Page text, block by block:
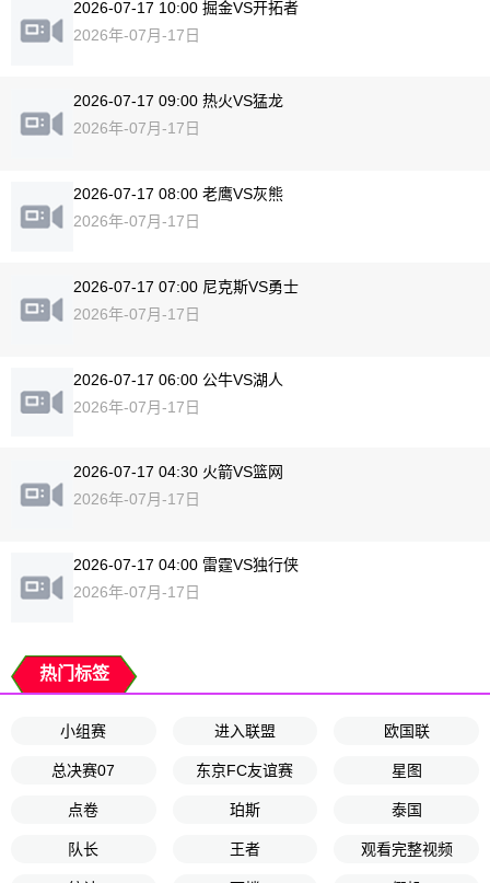
2026-07-17 10:00 掘金VS开拓者
2026年-07月-17日
2026-07-17 09:00 热火VS猛龙
2026年-07月-17日
2026-07-17 08:00 老鹰VS灰熊
2026年-07月-17日
2026-07-17 07:00 尼克斯VS勇士
2026年-07月-17日
2026-07-17 06:00 公牛VS湖人
2026年-07月-17日
2026-07-17 04:30 火箭VS篮网
2026年-07月-17日
2026-07-17 04:00 雷霆VS独行侠
2026年-07月-17日
热门标签
小组赛 进入联盟 欧国联
总决赛07 东京FC友谊赛 星图
点卷 珀斯 泰国
队长 王者 观看完整视频